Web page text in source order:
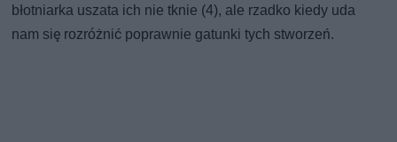
błotniarka uszata ich nie tknie (4), ale rzadko kiedy uda
nam się rozróżnić poprawnie gatunki tych stworzeń.